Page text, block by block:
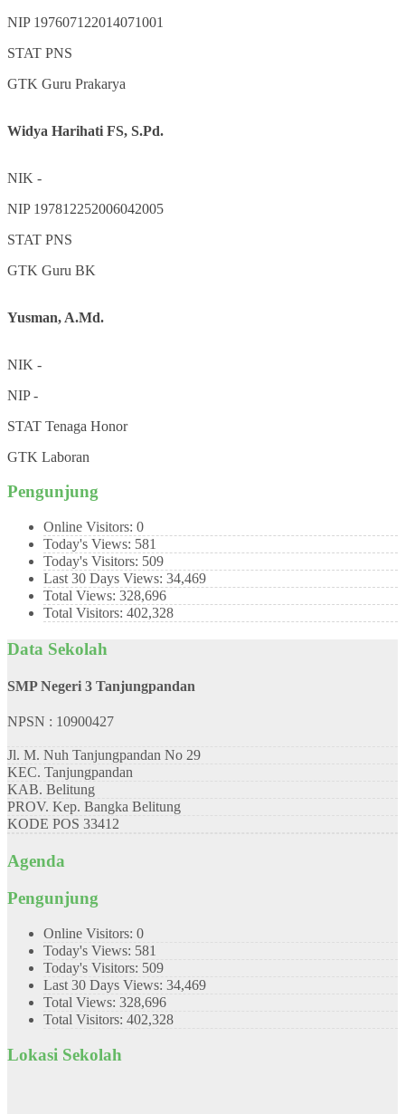
NIP 197607122014071001
STAT PNS
GTK Guru Prakarya
Widya Harihati FS, S.Pd.
NIK -
NIP 197812252006042005
STAT PNS
GTK Guru BK
Yusman, A.Md.
NIK -
NIP-
STAT Tenaga Honor
GTK Laboran
Pengunjung
Online Visitors: 0
Today's Views: 581
Today's Visitors: 509
Last 30 Days Views: 34,469
Total Views: 328,696
Total Visitors: 402,328
Data Sekolah
SMP Negeri 3 Tanjungpandan
NPSN : 10900427
Jl. M. Nuh Tanjungpandan No 29
KEC. Tanjungpandan
KAB. Belitung
PROV. Kep. Bangka Belitung
KODE POS 33412
Agenda
Pengunjung
Online Visitors: 0
Today's Views: 581
Today's Visitors: 509
Last 30 Days Views: 34,469
Total Views: 328,696
Total Visitors: 402,328
Lokasi Sekolah